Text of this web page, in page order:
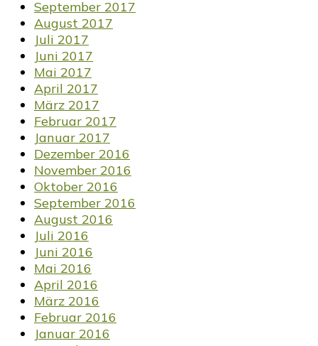
September 2017
August 2017
Juli 2017
Juni 2017
Mai 2017
April 2017
März 2017
Februar 2017
Januar 2017
Dezember 2016
November 2016
Oktober 2016
September 2016
August 2016
Juli 2016
Juni 2016
Mai 2016
April 2016
März 2016
Februar 2016
Januar 2016